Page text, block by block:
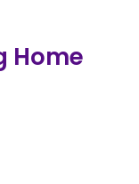
Home